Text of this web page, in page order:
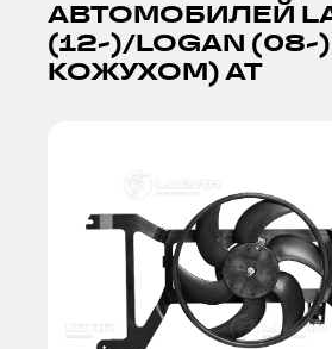
АВТОМОБИЛЕЙ
(12-)/LOGAN (08-
КОЖУХОМ) AT